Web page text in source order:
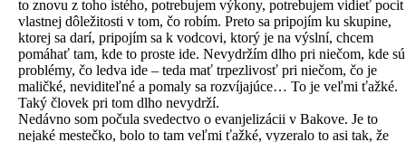
to znovu z toho istého, potrebujem výkony, potrebujem vidieť pocit
vlastnej dôležitosti v tom, čo robím. Preto sa pripojím ku skupine,
ktorej sa darí, pripojím sa k vodcovi, ktorý je na výslní, chcem
pomáhať tam, kde to proste ide. Nevydržím dlho pri niečom, kde sú
problémy, čo ledva ide – teda mať trpezlivosť pri niečom, čo je
maličké, neviditeľné a pomaly sa rozvíjajúce… To je veľmi ťažké.
Taký človek pri tom dlho nevydrží.
Nedávno som počula svedectvo o evanjelizácii v Bakove. Je to
nejaké mestečko, bolo to tam veľmi ťažké, vyzeralo to asi tak, že